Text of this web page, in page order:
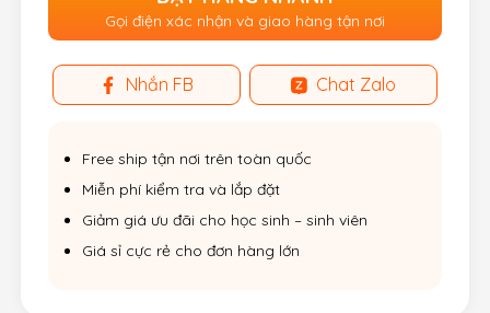
Gọi điện xác nhận và giao hàng tận nơi
Nhắn FB Chat Zalo
Free ship tận nơi trên toàn quốc
Miễn phí kiểm tra và lắp đặt
Giảm giá ưu đãi cho học sinh – sinh viên
Giá sỉ cực rẻ cho đơn hàng lớn